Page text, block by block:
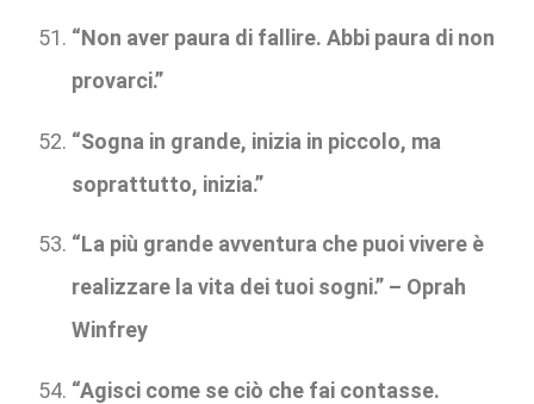
“Non aver paura di fallire. Abbi paura di non
provarci.”
“Sogna in grande, inizia in piccolo, ma
soprattutto, inizia.”
“La più grande avventura che puoi vivere è
realizzare la vita dei tuoi sogni.” – Oprah
Winfrey
“Agisci come se ciò che fai contasse.